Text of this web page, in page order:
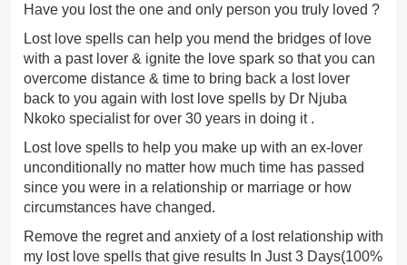
Have you lost the one and only person you truly loved ?
Lost love spells can help you mend the bridges of love
with a past lover & ignite the love spark so that you can
overcome distance & time to bring back a lost lover
back to you again with lost love spells by Dr Njuba
Nkoko specialist for over 30 years in doing it .
Lost love spells to help you make up with an ex-lover
unconditionally no matter how much time has passed
since you were in a relationship or marriage or how
circumstances have changed.
Remove the regret and anxiety of a lost relationship with
my lost love spells that give results In Just 3 Days(100%